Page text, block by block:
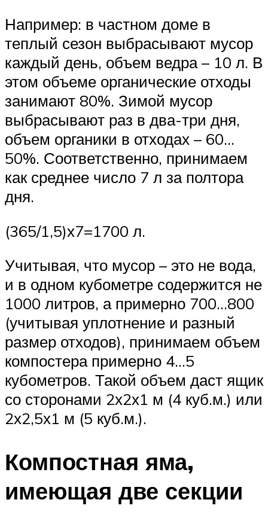
Например: в частном доме в
теплый сезон выбрасывают мусор
каждый день, объем ведра – 10 л. В
этом объеме органические отходы
занимают 80%. Зимой мусор
выбрасывают раз в два-три дня,
объем органики в отходах – 60…
50%. Соответственно, принимаем
как среднее число 7 л за полтора
дня.
(365/1,5)х7=1700 л.
Учитывая, что мусор – это не вода,
и в одном кубометре содержится не
1000 литров, а примерно 700…800
(учитывая уплотнение и разный
размер отходов), принимаем объем
компостера примерно 4…5
кубометров. Такой объем даст ящик
со сторонами 2х2х1 м (4 куб.м.) или
2х2,5х1 м (5 куб.м.).
Компостная яма,
имеющая две секции